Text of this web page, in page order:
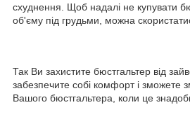
схуднення. Щоб надалі не купувати
об'єму під грудьми, можна
Так Ви захистите бюстгальтер від
забезпечите собі комфорт і зможете
Вашого бюстгальтера, коли це